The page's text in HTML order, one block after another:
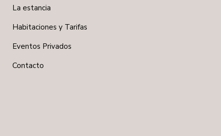
La estancia
Habitaciones y Tarifas
Eventos Privados
Contacto